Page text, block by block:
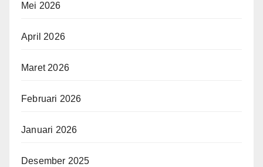
Mei 2026
April 2026
Maret 2026
Februari 2026
Januari 2026
Desember 2025